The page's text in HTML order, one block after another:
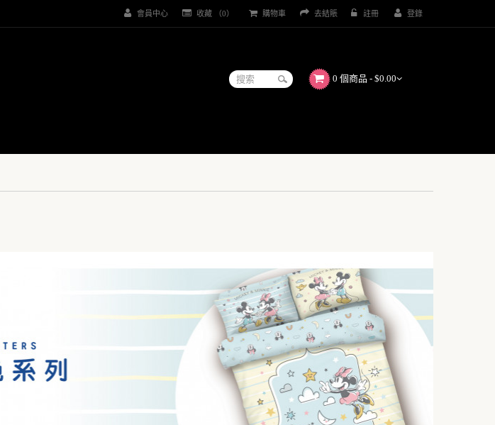
註冊 登錄
會員中心 收藏 （0） 購物車 去結賬
0 個商品 - $0.00